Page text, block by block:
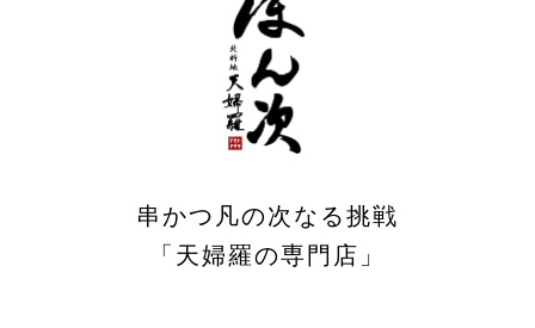
串かつ凡の次なる挑戦
「天婦羅の専門店」